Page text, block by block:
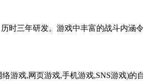
时三年研发。游戏中丰富的战斗内
游戏,网页游戏,手机游戏,SNS游戏)